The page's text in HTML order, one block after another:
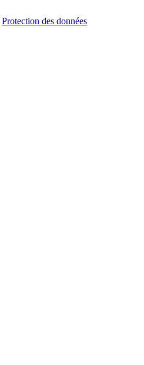
Protection des données